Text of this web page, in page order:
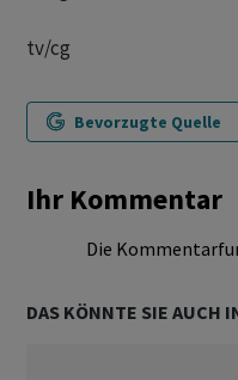
tv/cg
Bevorzugte Quelle
Ihr Kommentar
Die
DAS KÖNNTE SIE AUCH